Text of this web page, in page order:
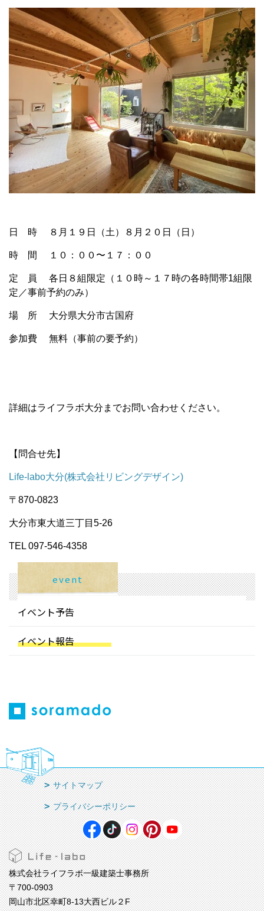
日 時 ８月１９日（土）８月２０日（日）
時 間 １０：００〜１７：００
定 員 各日８組限定（１０時～１７時の各時間帯1組限
定／事前予約のみ）
場 所 大分県大分市古国府
参加費 無料（事前の要予約）
詳細はライフラボ大分までお問い合わせください。
【問合せ先】
Life-labo大分(株式会社リビングデザイン)
〒870-0823
大分市東大道三丁目5-26
TEL 097-546-4358
event
イベント予告
イベント報告
サイトマップ
プライバシーポリシー
株式会社ライフラボ一級建築士事務所
〒700-0903
岡山市北区幸町8-13大西ビル２F